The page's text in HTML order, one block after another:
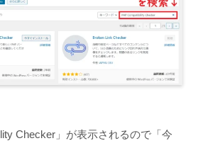
Checker」が表示されるので「今